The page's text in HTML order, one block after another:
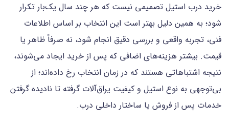
خرید درب استیل تصمیمی نیست که هر چند سال یک‌بار تکرار
شود؛ به همین دلیل بهتر است این انتخاب بر اساس اطلاعات
فنی، تجربه واقعی و بررسی دقیق انجام شود، نه صرفاً ظاهر یا
قیمت. بیشتر هزینه‌های اضافی که پس از خرید ایجاد می‌شوند،
نتیجه اشتباهاتی هستند که در زمان انتخاب رخ داده‌اند؛ از
بی‌توجهی به نوع استیل و کیفیت یراق‌آلات گرفته تا نادیده گرفتن
خدمات پس از فروش یا ساختار داخلی درب.